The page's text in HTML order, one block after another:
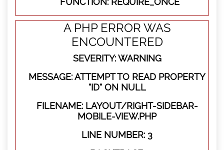
A PHP ERROR WAS
ENCOUNTERED
SEVERITY: WARNING
MESSAGE: ATTEMPT TO READ PROPERTY
"ID" ON NULL
FILENAME: LAYOUT/RIGHT-SIDEBAR-
MOBILE-VIEW.PHP
LINE NUMBER: 3